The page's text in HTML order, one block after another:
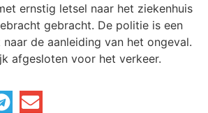
ernstig letsel naar het ziekenhuis
gebracht. De politie is een
de aanleiding van het ongeval.
afgesloten voor het verkeer.